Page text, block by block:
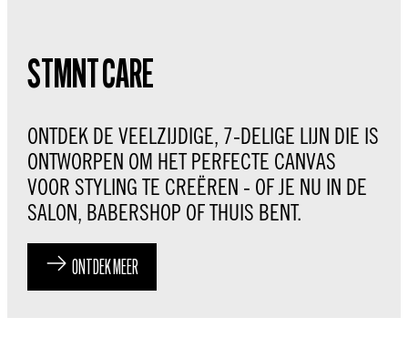
STMNT CARE
ONTDEK DE VEELZIJDIGE, 7-DELIGE LIJN DIE IS
ONTWORPEN OM HET PERFECTE CANVAS
VOOR STYLING TE CREËREN - OF JE NU IN DE
SALON, BABERSHOP OF THUIS BENT.
ONTDEK MEER